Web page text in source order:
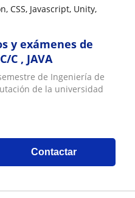
CSS, Javascript, Unity,
y exámenes de
C , JAVA
de Ingeniería de
de la universidad
Contactar